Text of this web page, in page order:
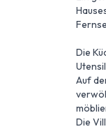
Die
Auf
Die